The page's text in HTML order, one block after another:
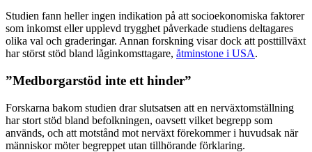
Studien fann heller ingen indikation på att socioekonomiska faktorer
som inkomst eller upplevd trygghet påverkade studiens deltagares
olika val och graderingar. Annan forskning visar dock att posttillväxt
har störst stöd bland låginkomsttagare, åtminstone i USA.
”Medborgarstöd inte ett hinder”
Forskarna bakom studien drar slutsatsen att en nerväxtomställning
har stort stöd bland befolkningen, oavsett vilket begrepp som
används, och att motstånd mot nerväxt förekommer i huvudsak när
människor möter begreppet utan tillhörande förklaring.